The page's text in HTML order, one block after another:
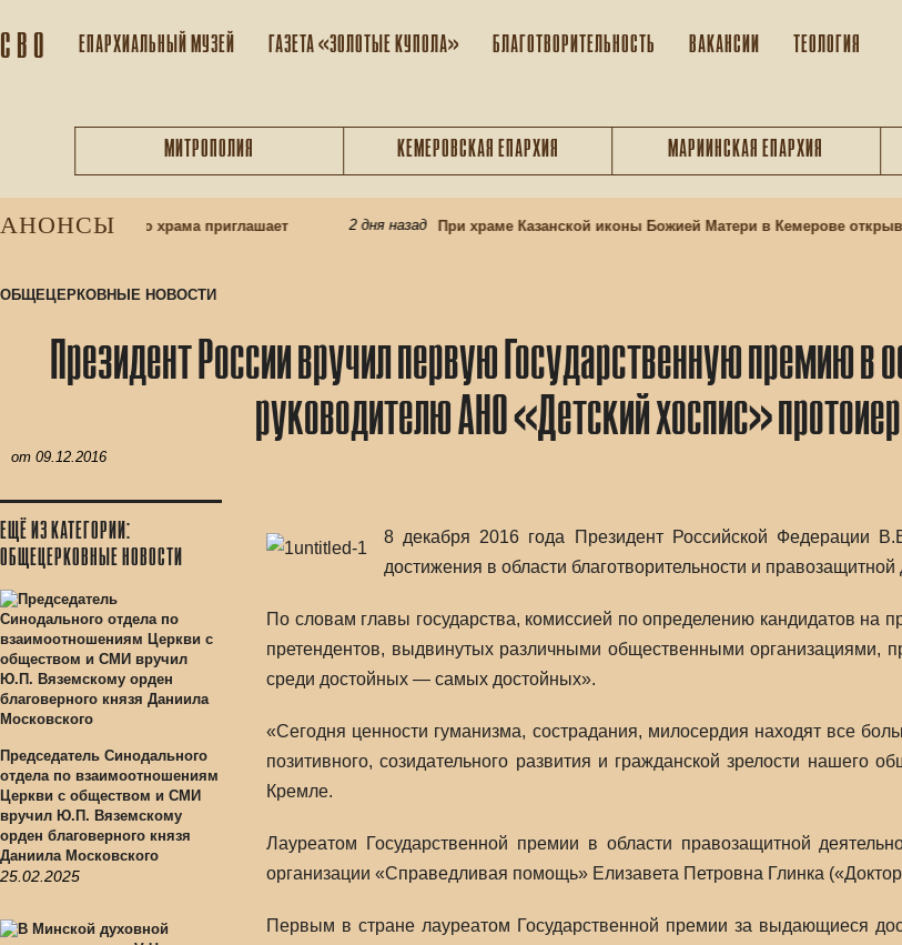
С В О ЕПАРХИАЛЬНЫЙ МУЗEЙ ГАЗЕТА «ЗОЛОТЫЕ КУПОЛА» БЛАГОТВОРИТЕЛЬНОСТЬ ВАКАНСИИ ТЕОЛОГИЯ
МИТРОПОЛИЯ КЕМЕРОВСКАЯ ЕПАРХИЯ МАРИИНСКАЯ ЕПАРХИЯ
АНОНСЫ
Казанского храма приглашает 2 дня назад При храме Казанской иконы Божией Матери в Кемерове
ОБЩЕЦЕРКОВНЫЕ НОВОСТИ
Президент России вручил первую Государственную премию в
руководителю АНО «Детский хоспис»
от 09.12.2016
ЕЩЁ ИЗ КАТЕГОРИИ:
ОБЩЕЦЕРКОВНЫЕ НОВОСТИ
Председатель Синодального
отдела по взаимоотношениям
Церкви с обществом и СМИ
вручил Ю.П. Вяземскому
орден благоверного князя
Даниила Московского
25.02.2025
8 декабря 2016 года Президент Российской Федерации
достижения в области благотворительности и правозащитной
По словам главы государства, комиссией по определению кандидатов на
претендентов, выдвинутых различными общественными организациями,
среди достойных — самых достойных».
«Сегодня ценности гуманизма, сострадания, милосердия находят все
позитивного, созидательного развития и гражданской зрелости
Кремле.
Лауреатом Государственной премии в области правозащитной
организации «Справедливая помощь» Елизавета Петровна Глинка
Первым в стране лауреатом Государственной премии за выдающиеся